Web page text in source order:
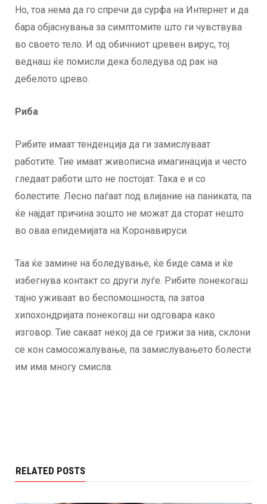
Но, тоа нема да го спречи да сурфа на Интернет и да
бара објаснувања за симптомите што ги чувствува
во своето тело. И од обичниот цревен вирус, тој
веднаш ќе помисли дека боледува од рак на
дебелото црево.
Риба
Рибите имаат тенденција да ги замислуваат
работите. Тие имаат живописна имагинација и често
гледаат работи што не постојат. Така е и со
болестите. Лесно паѓаат под влијание на паниката, па
ќе најдат причина зошто не можат да сторат нешто
во оваа епидемијата на Коронавируси.
Таа ќе замине на боледување, ќе биде сама и ќе
избегнува контакт со други луѓе. Рибите понекогаш
тајно уживаат во беспомошноста, па затоа
хипохондријата понекогаш ни одговара како
изговор. Тие сакаат некој да се грижи за нив, склони
се кон самосожалување, па замислувањето болести
им има многу смисла.
RELATED POSTS